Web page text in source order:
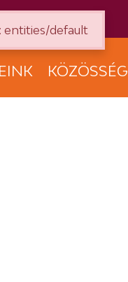
KÖZÖSSÉG
entities/default